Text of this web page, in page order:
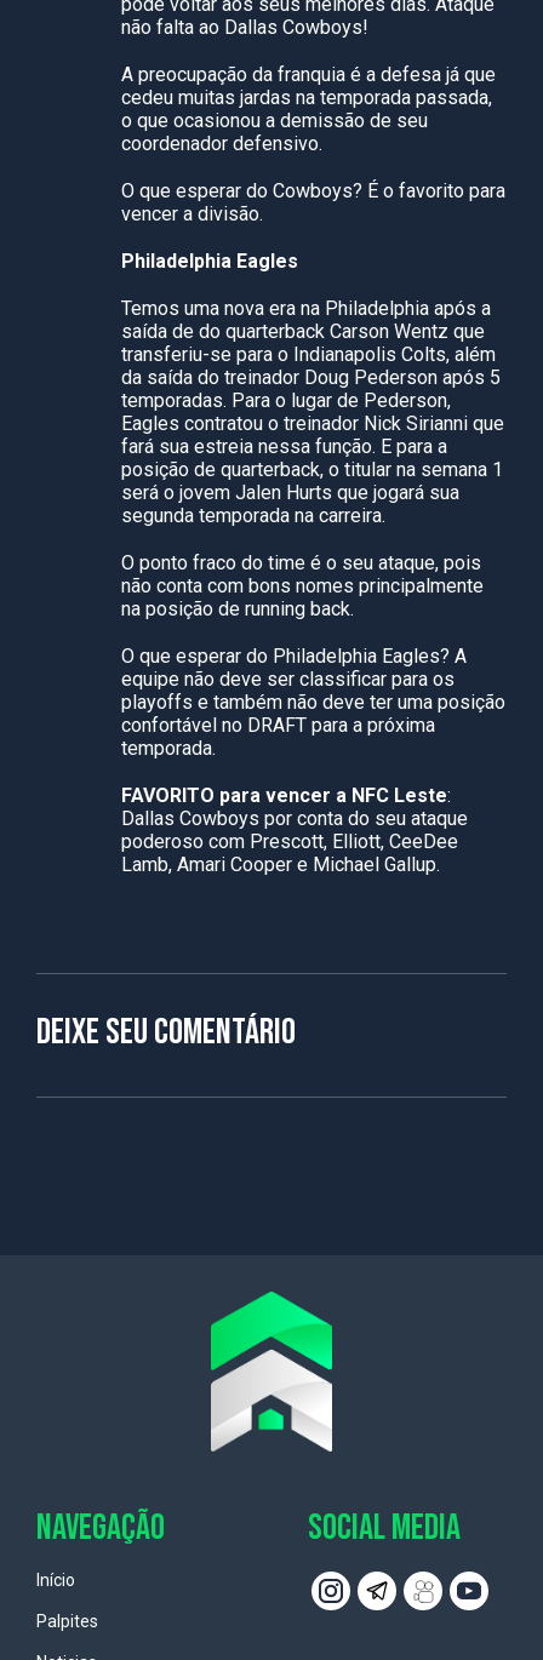
não falta ao Dallas Cowboys!
A preocupação da franquia é a defesa já que
cedeu muitas jardas na temporada passada,
o que ocasionou a demissão de seu
coordenador defensivo.
O que esperar do Cowboys? É o favorito para
vencer a divisão.
Philadelphia Eagles
Temos uma nova era na Philadelphia após a
saída de do quarterback Carson Wentz que
transferiu-se para o Indianapolis Colts, além
da saída do treinador Doug Pederson após 5
temporadas. Para o lugar de Pederson,
Eagles contratou o treinador Nick Sirianni que
fará sua estreia nessa função. E para a
posição de quarterback, o titular na semana 1
será o jovem Jalen Hurts que jogará sua
segunda temporada na carreira.
O ponto fraco do time é o seu ataque, pois
não conta com bons nomes principalmente
na posição de running back.
O que esperar do Philadelphia Eagles? A
equipe não deve ser classificar para os
playoffs e também não deve ter uma posição
confortável no DRAFT para a próxima
temporada.
FAVORITO para vencer a NFC Leste:
Dallas Cowboys por conta do seu ataque
poderoso com Prescott, Elliott, CeeDee
Lamb, Amari Cooper e Michael Gallup.
Deixe seu comentário
NAVEGAÇÃO
Início
Palpites
SOCIAL MEDIA